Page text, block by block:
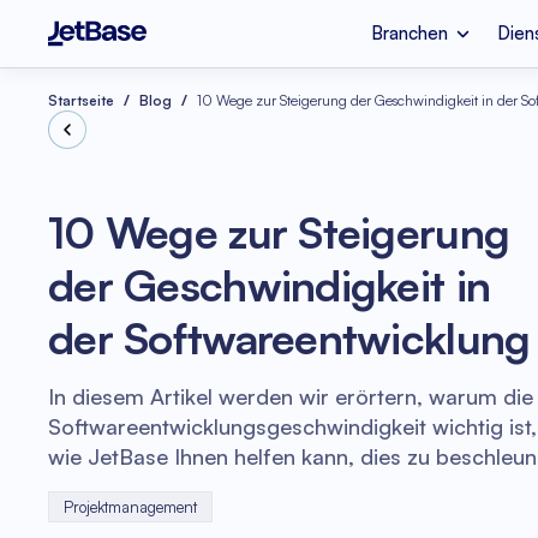
Branchen
Branchen Apple Vision Pro
Psychische Gesundheit
Cloud-
E-Commerce
Dienstleistungen SaaS-
Legacy-Code-
Software-Code-
Technologien
Startseite Blog 10 Wege zur Steigerung der Geschwindigkeit in der
10 Wege zur Steigerung
der Geschwindigkeit in
der Softwareentwicklung
In diesem Artikel werden wir erörtern, warum die
Softwareentwicklungsgeschwindigkeit wichtig
wie JetBase Ihnen helfen kann, dies zu
Projektmanagement